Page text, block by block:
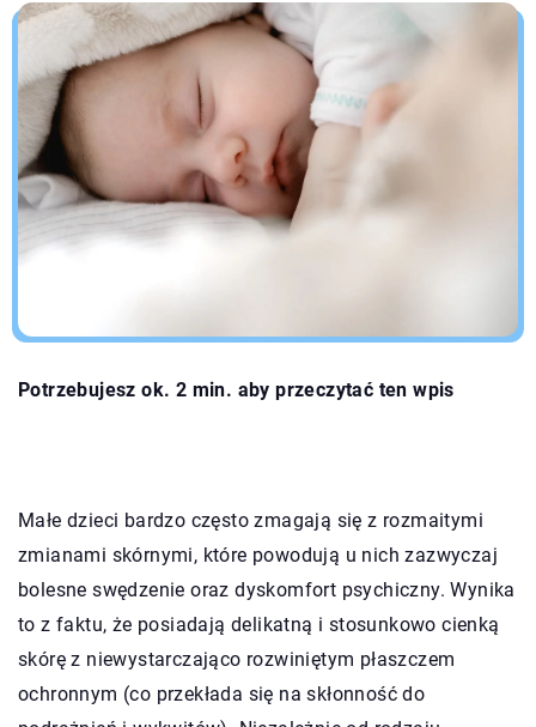
Potrzebujesz ok. 2 min. aby przeczytać ten wpis
Małe dzieci bardzo często zmagają się z rozmaitymi
zmianami skórnymi, które powodują u nich zazwyczaj
bolesne swędzenie oraz dyskomfort psychiczny. Wynika
to z faktu, że posiadają delikatną i stosunkowo cienką
skórę z niewystarczająco rozwiniętym płaszczem
ochronnym (co przekłada się na skłonność do